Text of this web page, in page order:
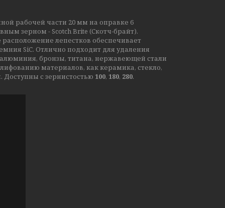
рабочей части 20 мм на оправке 6
зерном - Scotch Brite (Скотч-брайт).
лепестков обеспечивает
SiC. Отлично подходит для удаления
бронзы, титана, нержавеющей стали
материалов, как керамика, стекло,
Доступны с зернистостью 100, 180, 280.